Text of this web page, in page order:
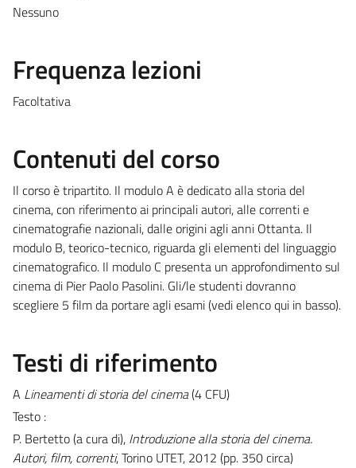
Nessuno
Frequenza lezioni
Facoltativa
Contenuti del corso
Il corso è tripartito. Il modulo A è dedicato alla storia del
cinema, con riferimento ai principali autori, alle correnti e
cinematografie nazionali, dalle origini agli anni Ottanta. Il
modulo B, teorico-tecnico, riguarda gli elementi del linguaggio
cinematografico. Il modulo C presenta un approfondimento sul
cinema di Pier Paolo Pasolini. Gli/le studenti dovranno
scegliere 5 film da portare agli esami (vedi elenco qui in basso).
Testi di riferimento
A Lineamenti di storia del cinema(4 CFU)
Testo :
P. Bertetto (a cura di), Introduzione alla storia del cinema.
Autori, film, correnti, Torino UTET, 2012 (pp. 350 circa)